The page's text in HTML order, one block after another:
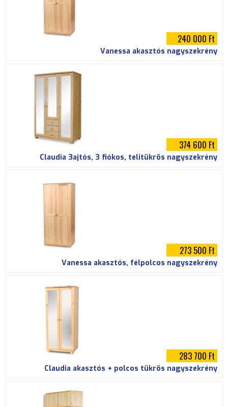
240 000 Ft
Vanessa akasztós nagyszekrény
374 600 Ft
Claudia 3ajtós, 3 fiókos, telitükrös nagyszekrény
273 500 Ft
Vanessa akasztós, félpolcos nagyszekrény
283 700 Ft
Claudia akasztós + polcos tükrös nagyszekrény